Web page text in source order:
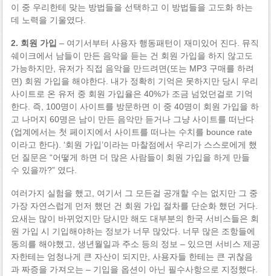
이 중 우리한테 맞는 방법들을 선택하고 이 방법들을 고도화 하는
데 노력을 기울였다.
2. 회원 가입 – 여기서부터 사용자 행동패턴이 재미있어 진다. 뮤직
쉐이크에서 남들이 만든 음악을 듣는 건 회원 가입을 하지 않고도
가능하지만, 유저가 직접 음악을 만드려면(또는 MP3 구매를 하려
면) 회원 가입을 해야한다. 내가 정확히 기억은 못하지만 당시 우리
사이트로 온 유저 중 회원 가입율은 40%가 조금 넘었던걸로 기억
한다. 즉, 100명이 사이트를 방문하면 이 중 40명이 회원 가입을 하
고 나머지 60명은 남이 만든 음악만 듣거나 그냥 사이트를 떠난다
(업계에서는 첫 페이지에서 사이트를 떠나는 수치를 bounce rate
이라고 한다). ‘회원 가입’이라는 마찰점에서 우리가 스스로에게 했
던 질문은 “어떻게 하면 더 많은 사람들이 회원 가입을 하게 만들
수 있을까?” 였다.
여러가지 실험을 했고, 여기서 그 모든걸 공개할 수는 없지만 그 중
가장 자연스럽게 먼저 했던 건 회원 가입 절차를 단순화 했던 거다.
요새는 많이 바뀌었지만 당시만 해도 대부분의 한국 서비스들은 회
원 가입 시 기입해야하는 정보가 너무 많았다. 너무 많은 조항들에
동의를 해야했고, 생년월일과 주소 등의 정보 – 있으면 서비스 제공
자한테는 엄청나게 큰 자산이 되지만, 사용자들 한테는 큰 귀찮음
과 짜증을 가져오는 – 기입을 옵션이 아닌 필수사항으로 지정했다.